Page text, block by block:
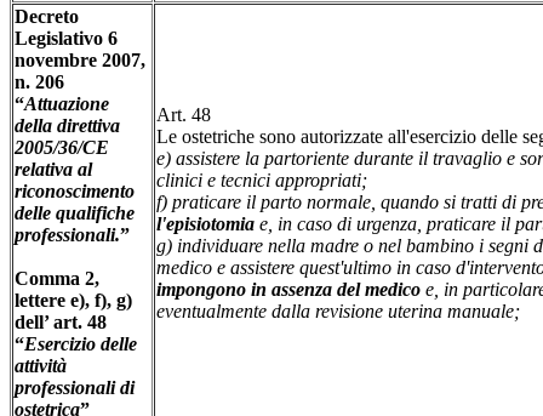
Decreto
Legislativo 6
novembre 2007,
n. 206
“Attuazione
della direttiva
2005/36/CE
relativa al
riconoscimento
delle qualifiche
professionali.”
Comma 2,
lettere e), f), g)
dell’ art. 48
“Esercizio delle
attività
professionali di
ostetrica”
Art. 48
Le ostetriche sono autorizzate all'esercizio delle
e) assistere la partoriente durante il travaglio e
clinici e tecnici appropriati;
f) praticare il parto normale, quando si tratti di
l'episiotomia e, in caso di urgenza, praticare il
g) individuare nella madre o nel bambino i segni
medico e assistere quest'ultimo in caso
impongono in assenza del medico e, in
eventualmente dalla revisione uterina manuale;